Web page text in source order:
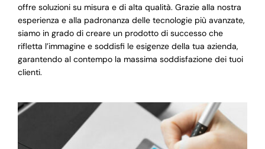
offre soluzioni su misura e di alta qualità. Grazie alla nostra
esperienza e alla padronanza delle tecnologie più avanzate,
siamo in grado di creare un prodotto di successo che
rifletta l’immagine e soddisfi le esigenze della tua azienda,
garantendo al contempo la massima soddisfazione dei tuoi
clienti.